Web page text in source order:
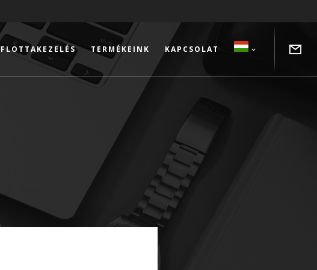
FLOTTAKEZELÉS TERMÉKEINK KAPCSOLAT